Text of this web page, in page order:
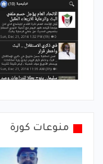
منوعات كورة